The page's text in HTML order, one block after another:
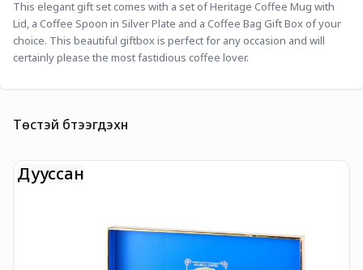
This elegant gift set comes with a set of Heritage Coffee Mug with
Lid, a Coffee Spoon in Silver Plate and a Coffee Bag Gift Box of your
choice. This beautiful giftbox is perfect for any occasion and will
certainly please the most fastidious coffee lover.
Төстэй бүтээгдэхүүн
Дууссан